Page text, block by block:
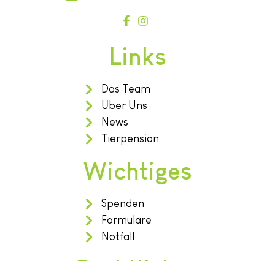
Links
Das Team
Über Uns
News
Tierpension
Wichtiges
Spenden
Formulare
Notfall